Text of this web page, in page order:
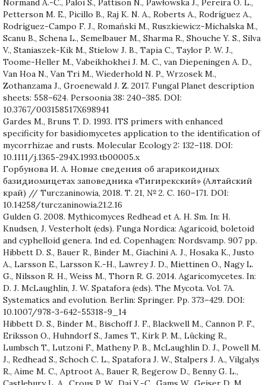
Petterson M. E., Picillo B., Raj K. N. A., Roberts A., Rodríguez A.,
Rodríguez-Campo F. J., Romański M., Ruszkiewicz-Michalska M.,
Scanu B., Schena L., Semelbauer M., Sharma R., Shouche Y. S., Silva
V., Staniaszek-Kik M., Stielow J. B., Tapia C., Taylor P. W. J.,
Toome-Heller M., Vabeikhokhei J. M. C., van Diepeningen A. D.,
Van Hoa N., Van Tri M., Wiederhold N. P., Wrzosek M.,
Zothanzama J., Groenewald J. Z. 2017. Fungal Planet description
sheets: 558–624. Persoonia 38: 240–385. DOI:
10.3767/003158517X698941
Gardes M., Bruns T. D. 1993. ITS primers with enhanced
specificity for basidiomycetes application to the identification of
mycorrhizae and rusts. Molecular Ecology 2: 132–118. DOI:
10.1111/j.1365-294X.1993.tb00005.x
Горбунова И. А. Новые сведения об агарикоидных
базидиомицетах заповедника «Тигирекский» (Алтайский
край) // Turczaninowia, 2018. Т. 21, № 2. С. 160–171. DOI:
10.14258/turczaninowia.21.2.16
Gulden G. 2008. Mythicomyces Redhead et A. H. Sm. In: H.
Knudsen, J. Vesterholt (eds). Funga Nordica: Agaricoid, boletoid
and cyphelloid genera. 1nd ed. Copenhagen: Nordsvamp. 907 pp.
Hibbett D. S., Bauer R., Binder M., Giachini A. J., Hosaka K., Justo
A., Larsson E., Larsson K.-H., Lawrey J. D., Miettinen O., Nagy L.
G., Nilsson R. H., Weiss M., Thorn R. G. 2014. Agaricomycetes. In:
D. J. McLaughlin, J. W. Spatafora (eds). The Mycota. Vol. 7A.
Systematics and evolution. Berlin: Springer. Pp. 373–429. DOI:
10.1007/978-3-642-55318-9_14
Hibbett D. S., Binder M., Bischoff J. F., Blackwell M., Cannon P. F.,
Eriksson O., Huhndorf S., James T., Kirk P. M., Lücking R.,
Lumbsch T., Lutzoni F., Matheny P. B., McLaughlin D. J., Powell M.
J., Redhead S., Schoch C. L., Spatafora J. W., Stalpers J. A., Vilgalys
R., Aime M. C., Aptroot A., Bauer R, Begerow D., Benny G. L.,